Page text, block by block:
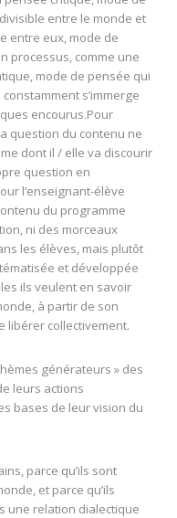
entre le monde et
entre eux, mode de
processus, comme une
mode de pensée qui
s’immerge
encourus.Pour
question du contenu ne
dont il / elle va discourir
question en
l’enseignant-élève
du programme
ni des morceaux
les élèves, mais plutôt
et développée
ils veulent en savoir
à partir de son
libérer collectivement.
générateurs » des
leurs actions
bases de leur vision du
parce qu’ils sont
et parce qu’ils
une relation dialectique